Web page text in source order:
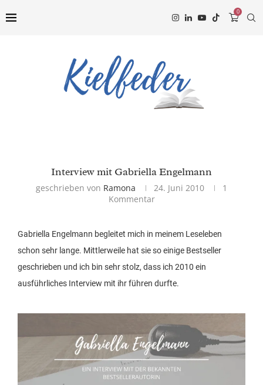
0
Interview mit Gabriella Engelmann
geschrieben von Ramona 24. Juni 2010
1
Kommentar
Gabriella Engelmann begleitet mich in meinem Leseleben
schon sehr lange. Mittlerweile hat sie so einige Bestseller
geschrieben und ich bin sehr stolz, dass ich 2010 ein
ausführliches Interview mit ihr führen durfte.